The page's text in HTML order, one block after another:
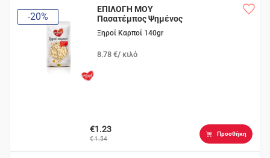
-20%
ΕΠΙΛΟΓΗ ΜΟΥ
Πασατέμπος Ψημένος
Αλατισμένος
Ξηροί Καρποί 140gr
8.78 €/ κιλό
€1.23
€ 1.54
Προσθήκη